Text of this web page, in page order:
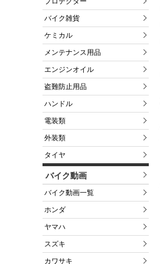
バイク雑貨
ケミカル
メンテナンス用品
エンジンオイル
盗難防止用品
ハンドル
電装類
外装類
タイヤ
バイク動画
バイク動画一覧
ホンダ
ヤマハ
スズキ
カワサキ